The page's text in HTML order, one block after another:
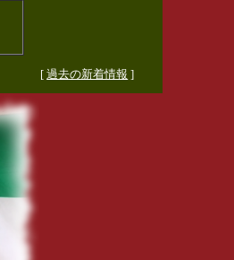
[過去の新着情報 ]